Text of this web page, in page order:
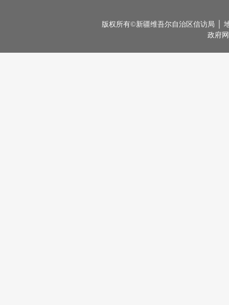
版权所有©新疆维吾尔自治区信访局 │
政府